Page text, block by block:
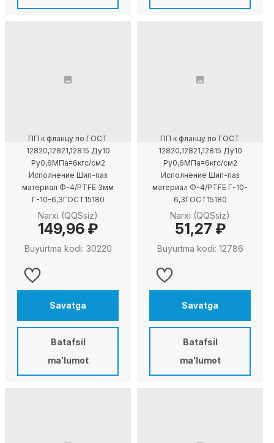
ПП к фланцу по ГОСТ
12820,12821,12815 Ду10
Ру0,6МПа=6кгс/см2
Исполнение Шип-паз
материал Ф-4/PTFE 3мм
Г-10-6,3ГОСТ15180
Narxi (QQSsiz)
149,96 ₽
Buyurtma kodi: 30220
Savatga
Batafsil
ma'lumot
ПП к фланцу по ГОСТ
12820,12821,12815 Ду10
Ру0,6МПа=6кгс/см2
Исполнение Шип-паз
материал Ф-4/PTFE Г-10-
6,3ГОСТ15180
Narxi (QQSsiz)
51,27 ₽
Buyurtma kodi: 12786
Savatga
Batafsil
ma'lumot